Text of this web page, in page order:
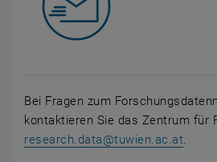
Bei Fragen zum
kontaktieren Sie das Zentrum für
research.data@tuwien.ac.at.